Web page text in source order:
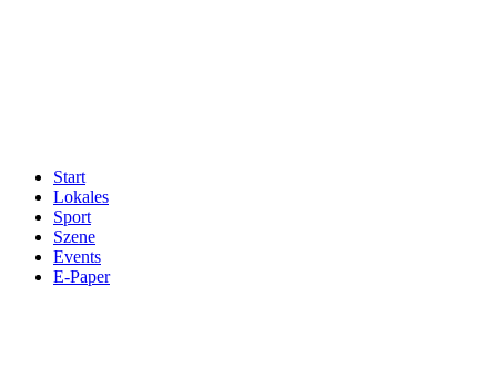
Start
Lokales
Sport
Szene
Events
E-Paper